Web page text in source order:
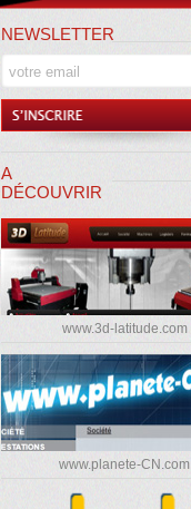
NEWSLETTER
A
DÉCOUVRIR
www.3d-latitude.com
www.planete-CN.com